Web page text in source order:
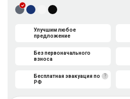
Улучшим любое
предложение
Без первоначального
взноса
?
Бесплатная эвакуация по
РФ